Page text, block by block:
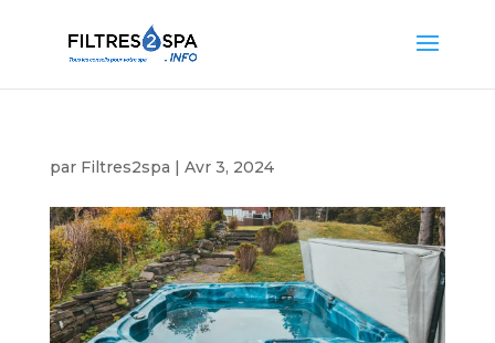
par Filtres2spa | Avr 3, 2024